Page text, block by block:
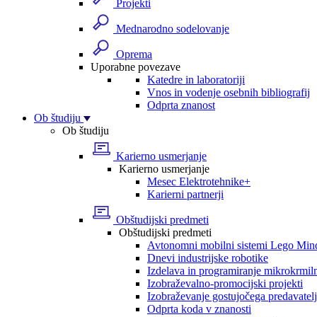
Projekti
Mednarodno sodelovanje
Oprema
Uporabne povezave
Katedre in laboratoriji
Vnos in vodenje osebnih bibliografij
Odprta znanost
Ob študiju
Ob študiju
Karierno usmerjanje
Karierno usmerjanje
Mesec Elektrotehnike+
Karierni partnerji
Obštudijski predmeti
Obštudijski predmeti
Avtonomni mobilni sistemi Lego
Dnevi industrijske robotike
Izdelava in programiranje
Izobraževalno-promocijski projekti
Izobraževanje gostujočega
Odprta koda v znanosti